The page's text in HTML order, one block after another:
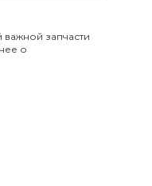
важной запчасти
о